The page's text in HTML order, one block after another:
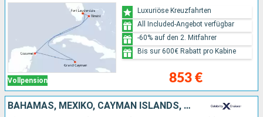
Vollpension 853 €
Luxuriöse Kreuzfahrten
All Included-Angebot verfügbar
-60% auf den 2. Mitfahrer
Bis sur 600€ Rabatt pro Kabine
BAHAMAS, MEXIKO, CAYMAN ISLANDS, VEREINIGTE STAATEN VON AMERIKA